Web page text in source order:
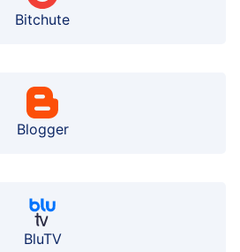
Bitchute
Blogger
BluTV